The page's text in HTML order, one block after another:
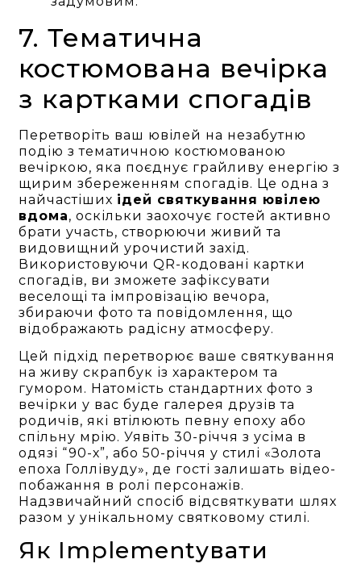
7. Тематична
костюмована вечірка
з картками спогадів
Перетворіть ваш ювілей на незабутню
подію з тематичною костюмованою
вечіркою, яка поєднує грайливу енергію з
щирим збереженням спогадів. Це одна з
найчастіших ідей святкування ювілею
вдома, оскільки заохочує гостей активно
брати участь, створюючи живий та
видовищний урочистий захід.
Використовуючи QR-кодовані картки
спогадів, ви зможете зафіксувати
веселощі та імпровізацію вечора,
збираючи фото та повідомлення, що
відображають радісну атмосферу.
Цей підхід перетворює ваше святкування
на живу скрапбук із характером та
гумором. Натомість стандартних фото з
вечірки у вас буде галерея друзів та
родичів, які втілюють певну епоху або
спільну мрію. Уявіть 30-річчя з усіма в
одязі “90-х”, або 50-річчя у стилі «Золота
епоха Голлівуду», де гості залишать відео-
побажання в ролі персонажів.
Надзвичайний спосіб відсвяткувати шлях
разом у унікальному святковому стилі.
Як Implementувати